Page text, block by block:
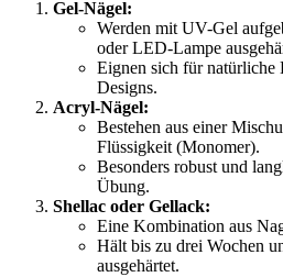
Gel-Nägel:
Werden mit UV-Gel
oder LED-Lampe
Eignen sich für natürliche
Designs.
Acryl-Nägel:
Bestehen aus einer
Flüssigkeit (Monomer).
Besonders robust und
Übung.
Shellac oder Gellack:
Eine Kombination aus
Hält bis zu drei Wochen
ausgehärtet.